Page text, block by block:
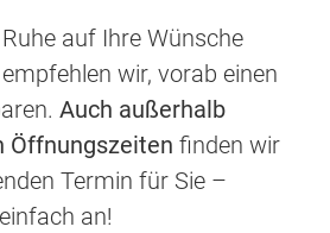
auf Ihre Wünsche
wir, vorab einen
Auch außerhalb
Öffnungszeiten finden wir
Termin für Sie –
an!